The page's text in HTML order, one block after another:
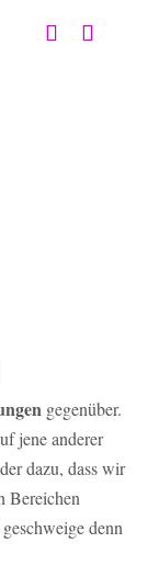
gegenüber.
jene anderer
dazu, dass wir
Bereichen
denn